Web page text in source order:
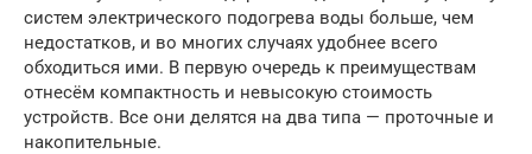
систем электрического подогрева воды больше, чем
недостатков, и во многих слу­чаях удобнее всего
обходиться ими. В пер­вую очередь к преимуществам
отнесём компактность и невысокую стоимость
устройств. Все они делятся на два типа — проточные и
накопительные.